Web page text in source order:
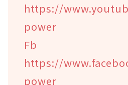
https://
power
Fb
https://
power